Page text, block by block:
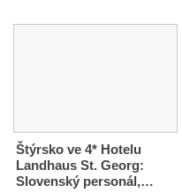
Štýrsko ve 4* Hotelu
Landhaus St. Georg:
Slovenský personál,…